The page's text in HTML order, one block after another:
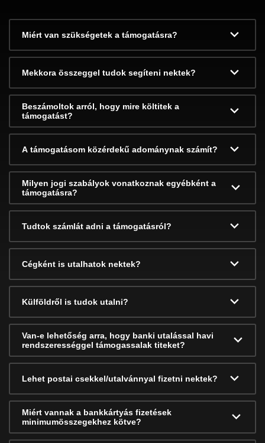
Miért van szükségetek a támogatásra?
Mekkora összeggel tudok segíteni nektek?
Beszámoltok arról, hogy mire költitek a
támogatást?
A támogatásom közérdekű adománynak számít?
Milyen jogi szabályok vonatkoznak egyébként a
támogatásra?
Tudtok számlát adni a támogatásról?
Cégként is utalhatok nektek?
Külföldről is tudok utalni?
Van-e lehetőség arra, hogy banki utalással havi
rendszerességgel támogassalak titeket?
Lehet postai csekkel/utalvánnyal fizetni nektek?
Miért vannak a bankkártyás fizetések
minimumösszegekhez kötve?